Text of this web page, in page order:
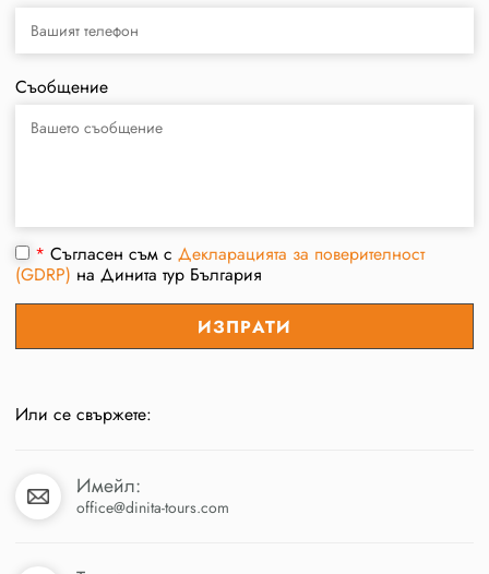
Съобщение
*Съгласен съм сДекларацията за поверителност
(GDRP) на Динита тур България
Или се свържете:
Имейл:
office@dinita-tours.com